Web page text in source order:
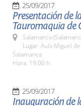
25/09/2017
Presentación de
Tauromaquia de
Salamanca
Lugar: Aula Miguel
Salamanca
Hora: 19:00 h.
25/09/2017
Inauguración de